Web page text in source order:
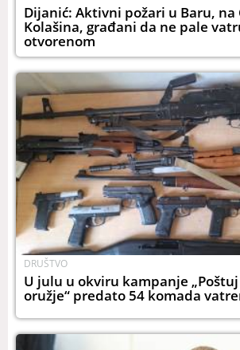
Dijanić: Aktivni požari u Baru,
Kolašina, građani da ne pale
otvorenom
DRUŠTVO
U julu u okviru kampanje
oružje“ predato 54 komada